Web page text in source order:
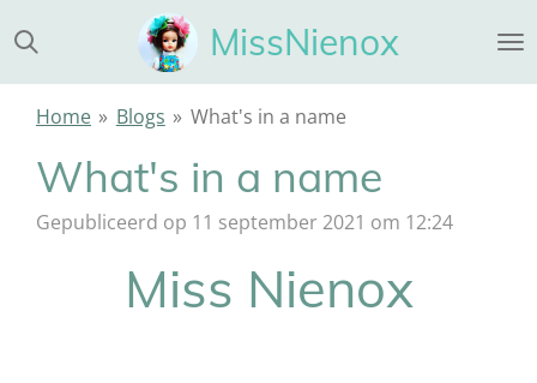
direct
naar
MissNienox
Home » Blogs » What's in a name
What's in a name
Gepubliceerd op 11 september 2021 om 12:24
Miss Nienox